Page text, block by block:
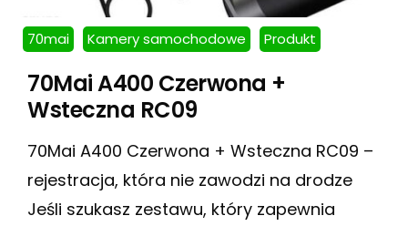
70mai Kamery samochodowe Produkt
70Mai A400 Czerwona +
Wsteczna RC09
70Mai A400 Czerwona + Wsteczna RC09 –
rejestracja, która nie zawodzi na drodze
Jeśli szukasz zestawu, który zapewnia